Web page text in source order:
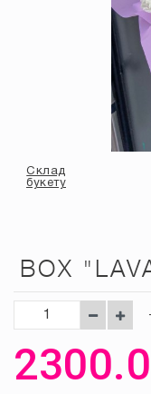
Склад
букету
BOX